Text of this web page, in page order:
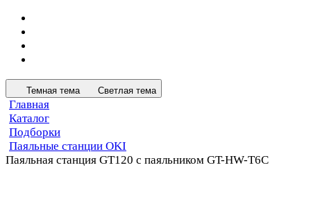
Темная тема Светлая тема
Главная
Каталог
Подборки
Паяльные станции OKI
Паяльная станция GT120 с паяльником GT-HW-T6C